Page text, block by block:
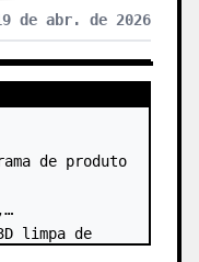
de abr. de 2026
de produto
limpa de